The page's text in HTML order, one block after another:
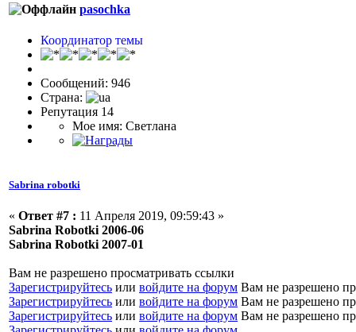
pasochka
Координатор темы
Сообщений: 946
Страна:
Репутация 14
Мое имя: Светлана
Sabrina robotki
« Ответ #7 : 11 Апреля 2019, 09:59:43 »
Sabrina Robotki 2006-06
Sabrina Robotki 2007-01
Вам не разрешено просматривать ссылки
Зарегистрируйтесь или войдите на форум Вам не разрешено
Зарегистрируйтесь или войдите на форум Вам не разрешено
Зарегистрируйтесь или войдите на форум Вам не разрешено